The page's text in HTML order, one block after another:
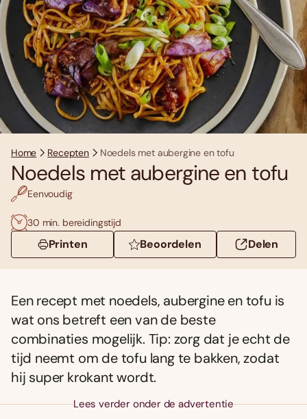
Home Recepten Noedels met aubergine en tofu
Noedels met aubergine en tofu
Eenvoudig
30 min. bereidingstijd
Printen Beoordelen Delen
Een recept met noedels, aubergine en tofu is
wat ons betreft een van de beste
combinaties mogelijk. Tip: zorg dat je echt de
tijd neemt om de tofu lang te bakken, zodat
hij super krokant wordt.
Lees verder onder de advertentie